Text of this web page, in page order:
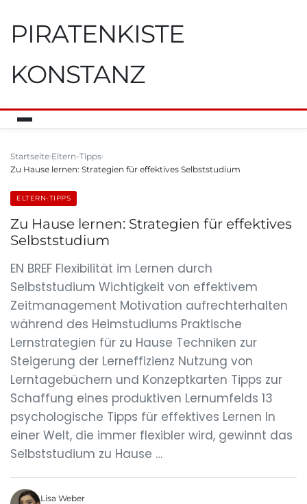
PIRATENKISTE
KONSTANZ
Startseite Eltern-Tipps
Zu Hause lernen: Strategien für effektives Selbststudium
ELTERN-TIPPS
Zu Hause lernen: Strategien für effektives
Selbststudium
EN BREF Flexibilität im Lernen durch
Selbststudium Wichtigkeit von effektivem
Zeitmanagement Motivation aufrechterhalten
während des Heimstudiums Praktische
Lernstrategien für zu Hause Techniken zur
Steigerung der Lerneffizienz Nutzung von
Lerntagebüchern und Konzeptkarten Tipps zur
Schaffung eines produktiven Lernumfelds 13
psychologische Tipps für effektives Lernen In
einer Welt, die immer flexibler wird, gewinnt das
Selbststudium zu Hause …
Lisa Weber